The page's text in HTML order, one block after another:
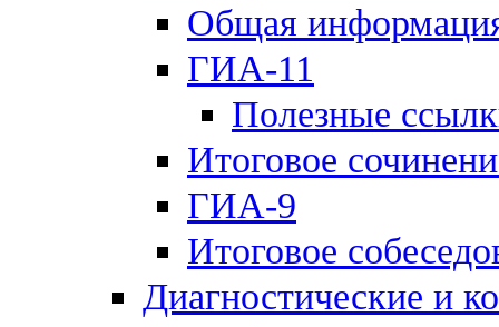
Общая
ГИА-11
Полезные
Итоговое
ГИА-9
Итоговое
Диагностические и